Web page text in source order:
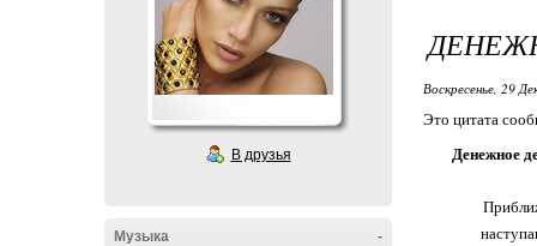
В друзья
-
Музыка
Воскресенье, 29
Это цитата
Денежное